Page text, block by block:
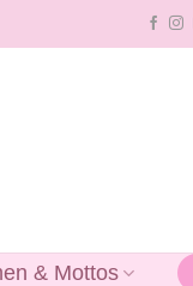
& Mottos